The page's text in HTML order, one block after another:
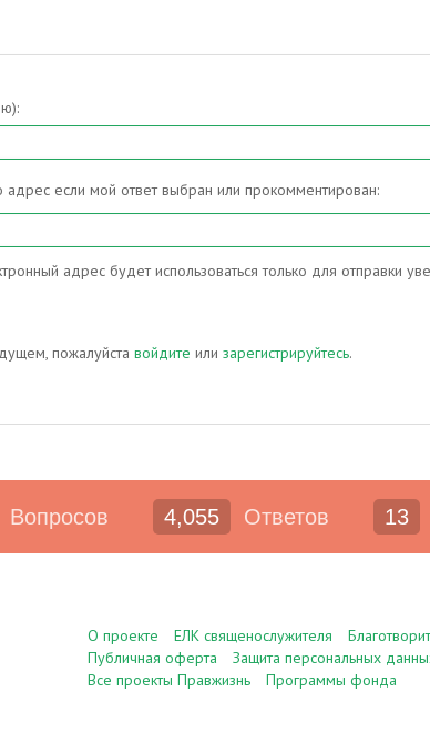
адрес если мой ответ выбран или прокомментирован:
адрес будет использоваться только для отправки
пожалуйста войдите или зарегистрируйтесь.
Вопросов 4,055 Ответов 13
О проекте ЕЛК священослужителя
Публичная оферта
Защита персональных
Все проекты Правжизнь
Программы фонда